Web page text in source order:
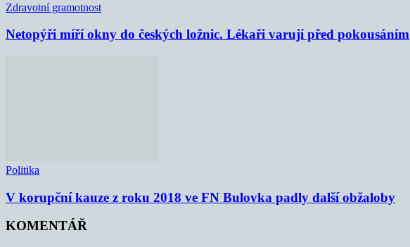
Zdravotní gramotnost
Netopýři míří okny do českých ložnic. Lékaři varují před pokousáním
Politika
V korupční kauze z roku 2018 ve FN Bulovka padly další obžaloby
KOMENTÁŘ